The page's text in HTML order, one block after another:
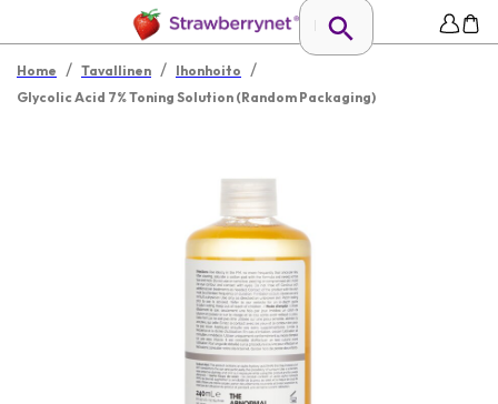
Home / Tavallinen / Ihonhoito /
Glycolic Acid 7% Toning Solution (Random Packaging)